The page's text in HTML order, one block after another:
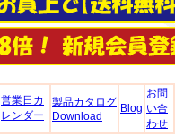
営業日カ
レンダー
製品カタログ
Download
Blog
お問
い合
わせ